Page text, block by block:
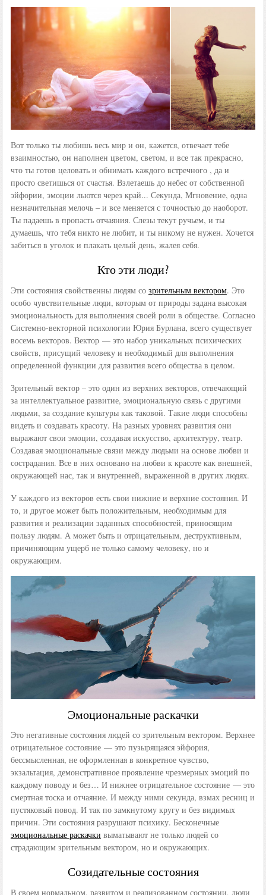
Вот только ты любишь весь мир и он, кажется, отвечает тебе
взаимностью, он наполнен цветом, светом, и все так прекрасно,
что ты готов целовать и обнимать каждого встречного , да и
просто светишься от счастья. Взлетаешь до небес от собственной
эйфории, эмоции льются через край... Секунда, Мгновение, одна
незначительная мелочь – и все меняется с точностью до наоборот.
Ты падаешь в пропасть отчаяния. Слезы текут ручьем, и ты
думаешь, что тебя никто не любит, и ты никому не нужен. Хочется
забиться в уголок и плакать целый день, жалея себя.
Кто эти люди?
Эти состояния свойственны людям со зрительным вектором. Это
особо чувствительные люди, которым от природы задана высокая
эмоциональность для выполнения своей роли в обществе. Согласно
Системно-векторной психологии Юрия Бурлана, всего существует
восемь векторов. Вектор — это набор уникальных психических
свойств, присущий человеку и необходимый для выполнения
определенной функции для развития всего общества в целом.
Зрительный вектор – это один из верхних векторов, отвечающий
за интеллектуальное развитие, эмоциональную связь с другими
людьми, за создание культуры как таковой. Такие люди способны
видеть и создавать красоту. На разных уровнях развития они
выражают свои эмоции, создавая искусство, архитектуру, театр.
Создавая эмоциональные связи между людьми на основе любви и
сострадания. Все в них основано на любви к красоте как внешней,
окружающей нас, так и внутренней, выраженной в других людях.
У каждого из векторов есть свои нижние и верхние состояния. И
то, и другое может быть положительным, необходимым для
развития и реализации заданных способностей, приносящим
пользу людям. А может быть и отрицательным, деструктивным,
причиняющим ущерб не только самому человеку, но и
окружающим.
Эмоциональные раскачки
Это негативные состояния людей со зрительным вектором. Верхнее
отрицательное состояние — это пузырящаяся эйфория,
бессмысленная, не оформленная в конкретное чувство,
экзальтация, демонстративное проявление чрезмерных эмоций по
каждому поводу и без… И нижнее отрицательное состояние — это
смертная тоска и отчаяние. И между ними секунда, взмах ресниц и
пустяковый повод. И так по замкнутому кругу и без видимых
причин. Эти состояния разрушают психику. Бесконечные
эмоциональные раскачки выматывают не только людей со
страдающим зрительным вектором, но и окружающих.
Созидательные состояния
В своем нормальном, развитом и реализованном состоянии, люди